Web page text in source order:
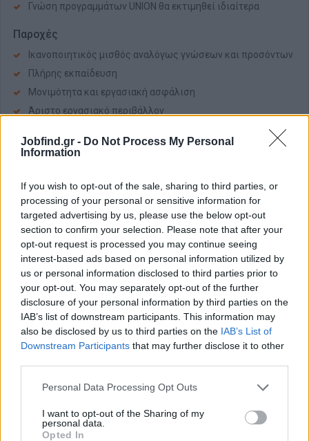
Jobfind.gr - Do Not Process My Personal
Information
If you wish to opt-out of the sale, sharing to third parties, or
processing of your personal or sensitive information for
targeted advertising by us, please use the below opt-out
section to confirm your selection. Please note that after your
opt-out request is processed you may continue seeing
interest-based ads based on personal information utilized by
us or personal information disclosed to third parties prior to
your opt-out. You may separately opt-out of the further
disclosure of your personal information by third parties on the
IAB’s list of downstream participants. This information may
also be disclosed by us to third parties on the IAB’s List of
Downstream Participants that may further disclose it to other
Personal Data Processing Opt Outs
I want to opt-out of the Sharing of my
personal data.
Opted In
Γνώση προγραμμάτων UNION θα εκτιμηθεί ιδιαίτερα
Παροχές
Ικανοποιητικός μισθός αναλόγως γνώσεων και προσόντων
Πλήρης εκπαίδευση
Μονιμότητα και εργασιακή ασφάλιση
Άριστο εργασιακό περιβάλλον
Σας ενδιαφέρει η θέση εργασίας; Εγγραφείτε για να στείλετε το
βιογραφικό σας στην εταιρεία.
Εγγραφή